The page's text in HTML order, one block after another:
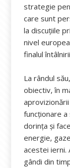
strategie
care sunt
la discuţiile
nivel
finalul
La rândul
obiectiv, în
funcționare a
dorința și
energie,
acestei
gândi din